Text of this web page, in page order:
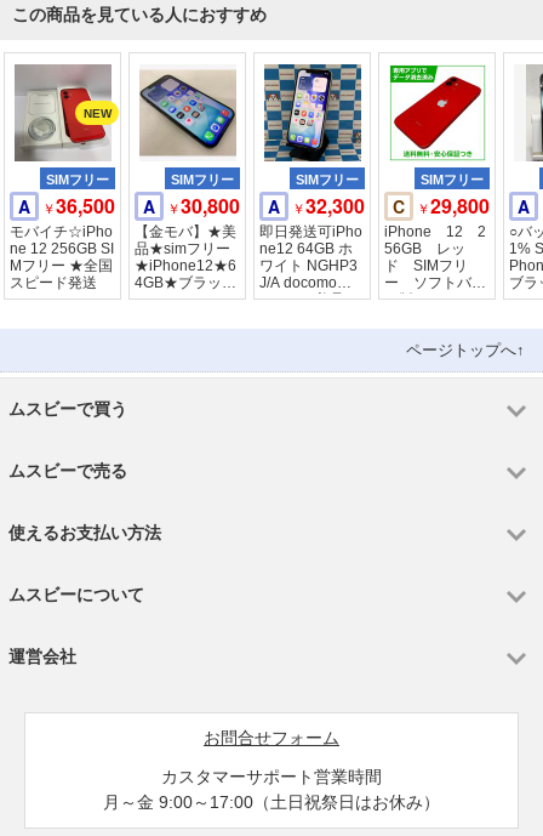
この商品を見ている人におすすめ
SIMフリー
A ￥36,500
モバイチ☆iPho
ne 12 256GB SI
Mフリー ★全国
スピード発送
SIMフリー
A ￥30,800
【金モバ】★美
品★simフリー
★iPhone12★6
4GB★ブラック
★バッテリー8
SIMフリー
A ￥32,300
即日発送可iPho
ne12 64GB ホ
ワイト NGHP3
J/A docomo版SI
Mフリー美品
SIMフリー
C ￥29,800
iPhone 12 2
56GB レッ
ド SIMフリ
ー ソフトバン
ク版
A
○バ
1%
ブラ
ページトップへ↑
ムスビーで買う
ムスビーで売る
使えるお支払い方法
ムスビーについて
運営会社
お問合せフォーム
カスタマーサポート営業時間
月～金 9:00～17:00（土日祝祭日はお休み）